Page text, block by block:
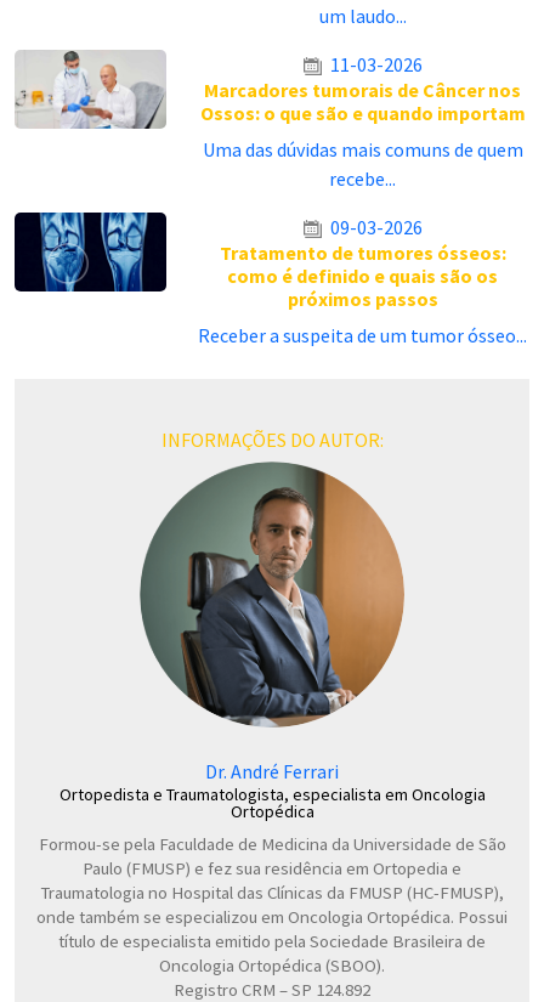
um laudo...
11-03-2026
Marcadores tumorais de Câncer nos
Ossos: o que são e quando importam
Uma das dúvidas mais comuns de quem
recebe...
09-03-2026
Tratamento de tumores ósseos:
como é definido e quais são os
próximos passos
Receber a suspeita de um tumor ósseo...
INFORMAÇÕES DO AUTOR:
Dr. André Ferrari
Ortopedista e Traumatologista, especialista em Oncologia
Ortopédica
Formou-se pela Faculdade de Medicina da Universidade de São
Paulo (FMUSP) e fez sua residência em Ortopedia e
Traumatologia no Hospital das Clínicas da FMUSP (HC-FMUSP),
onde também se especializou em Oncologia Ortopédica. Possui
título de especialista emitido pela Sociedade Brasileira de
Oncologia Ortopédica (SBOO).
Registro CRM – SP 124.892